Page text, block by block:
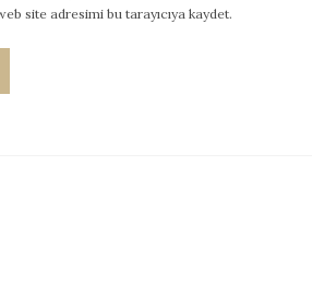
site adresimi bu tarayıcıya kaydet.